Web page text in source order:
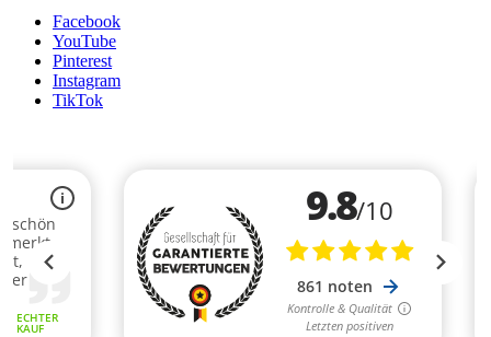
Facebook
YouTube
Pinterest
Instagram
TikTok